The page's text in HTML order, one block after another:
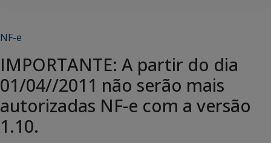
NF-e
IMPORTANTE: A partir do dia
01/04//2011 não serão mais
autorizadas NF-e com a versão
1.10.